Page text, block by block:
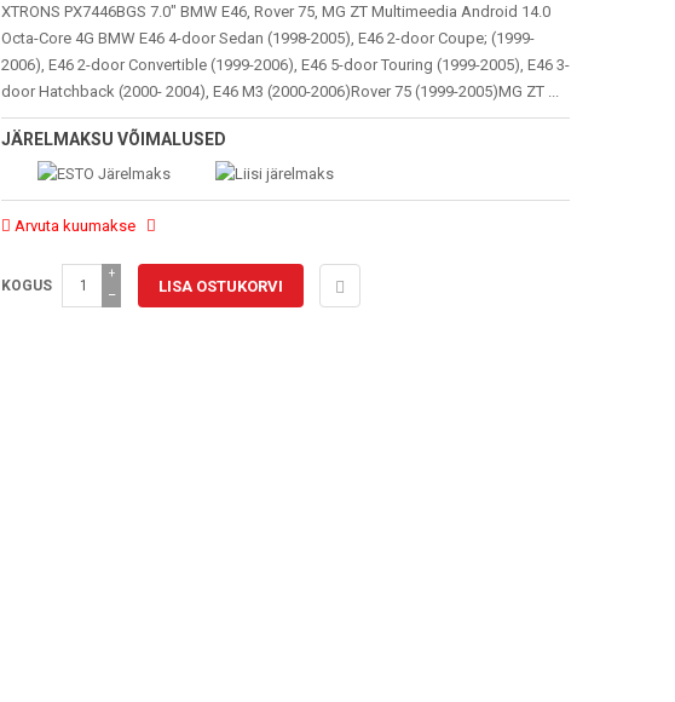
XTRONS PX7446BGS 7.0" BMW E46, Rover 75, MG ZT Multimeedia Android 14.0
Octa-Core 4G BMW E46 4-door Sedan (1998-2005), E46 2-door Coupe; (1999-
2006), E46 2-door Convertible (1999-2006), E46 5-door Touring (1999-2005), E46 3-
door Hatchback (2000- 2004), E46 M3 (2000-2006)Rover 75 (1999-2005)MG ZT ...
JÄRELMAKSU VÕIMALUSED
Arvuta kuumakse
KOGUS −
+